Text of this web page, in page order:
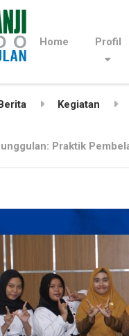
Home Profil
Kegiatan
Praktik